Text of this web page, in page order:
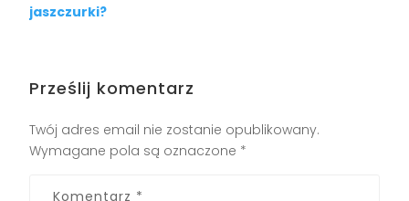
jaszczurki?
Prześlij komentarz
Twój adres email nie zostanie opublikowany.
Wymagane pola są oznaczone *